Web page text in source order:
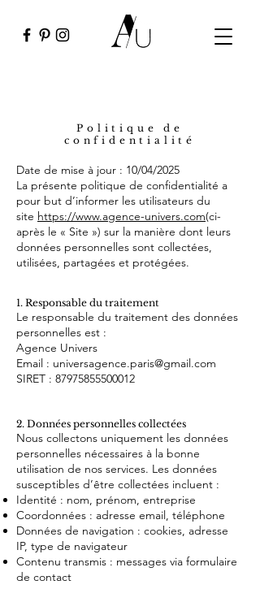
Politique de
confidentialité
Date de mise à jour : 10/04/2025
La présente politique de confidentialité a
pour but d’informer les utilisateurs du
site https://www.agence-univers.com(ci-
après le « Site ») sur la manière dont leurs
données personnelles sont collectées,
utilisées, partagées et protégées.
1. Responsable du traitement
Le responsable du traitement des données
personnelles est :
Agence Univers
Email : universagence.paris@gmail.com
SIRET : 87975855500012
2. Données personnelles collectées
Nous collectons uniquement les données
personnelles nécessaires à la bonne
utilisation de nos services. Les données
susceptibles d’être collectées incluent :
Identité : nom, prénom, entreprise
Coordonnées : adresse email, téléphone
Données de navigation : cookies, adresse
IP, type de navigateur
Contenu transmis : messages via formulaire
de contact